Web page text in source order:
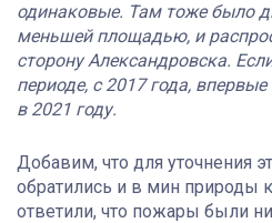
одинаковые. Там тоже было
меньшей площадью, и
сторону Александровска.
периоде, с 2017 года,
в 2021 году.
Добавим, что для уточнения
обратились и в мин природы
ответили, что пожары были